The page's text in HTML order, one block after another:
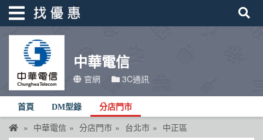
中華電信
官網 3C通訊
首頁 DM型錄 分店門市
中華電信 分店門市 台北市 中正區
找優惠
首頁
優惠活動
折價卷